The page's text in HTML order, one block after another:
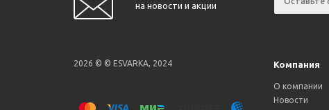
на новости и акции
2026 © © ESVARKA, 2024 Компания
О компании
Новости